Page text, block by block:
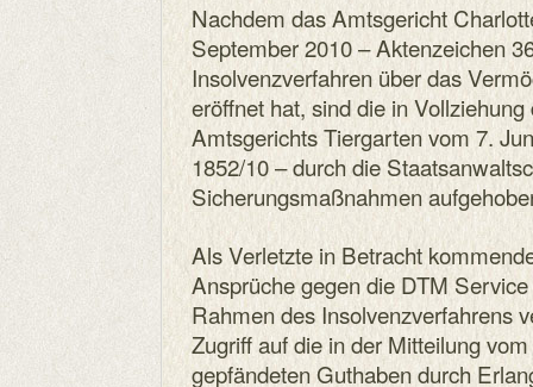
Nachdem das Amtsgericht
September 2010 – Aktenzeichen
Insolvenzverfahren über das
eröffnet hat, sind die in
Amtsgerichts Tiergarten vom 7.
1852/10 – durch die
Sicherungsmaßnahmen
Als Verletzte in Betracht
Ansprüche gegen die DTM
Rahmen des Insolvenzverfahrens
Zugriff auf die in der Mitteilung
gepfändeten Guthaben durch